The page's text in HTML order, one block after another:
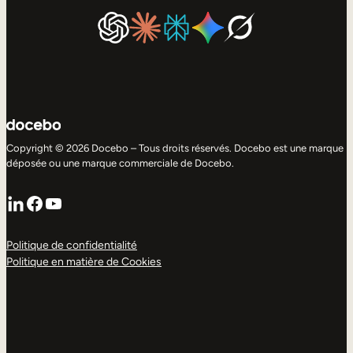
Copyright © 2026 Docebo – Tous droits réservés. Docebo est une marque
déposée ou une marque commerciale de Docebo.
LinkedIn
Facebook
YouTube
Politique de confidentialité
Politique en matière de Cookies